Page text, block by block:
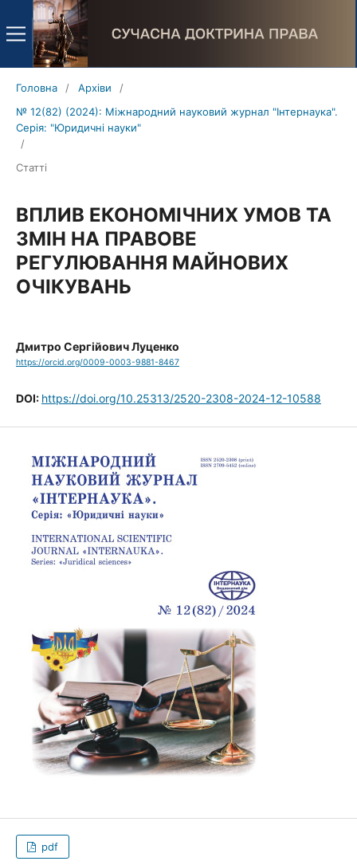
Головна / Архіви
/
№ 12(82) (2024): Міжнародний науковий журнал "Інтернаука".
Серія: "Юридичні науки"
/
Статті
ВПЛИВ ЕКОНОМІЧНИХ УМОВ ТА
ЗМІН НА ПРАВОВЕ
РЕГУЛЮВАННЯ МАЙНОВИХ
ОЧІКУВАНЬ
Дмитро Сергійович Луценко
https://orcid.org/0009-0003-9881-8467
DOI: https://doi.org/10.25313/2520-2308-2024-12-10588
pdf